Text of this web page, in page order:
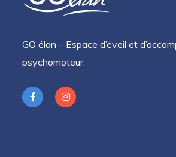
GO élan – Espace d’éveil et
psychomoteur.